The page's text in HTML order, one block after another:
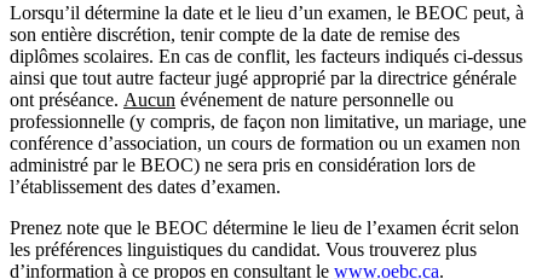
Lorsqu’il détermine la date et le lieu d’un examen, le BEOC peut, à
son entière discrétion, tenir compte de la date de remise des
diplômes scolaires. En cas de conflit, les facteurs indiqués ci-dessus
ainsi que tout autre facteur jugé approprié par la directrice générale
ont préséance. Aucun événement de nature personnelle ou
professionnelle (y compris, de façon non limitative, un mariage, une
conférence d’association, un cours de formation ou un examen non
administré par le BEOC) ne sera pris en considération lors de
l’établissement des dates d’examen.
Prenez note que le BEOC détermine le lieu de l’examen écrit selon
les préférences linguistiques du candidat. Vous trouverez plus
d’information à ce propos en consultant le www.oebc.ca.